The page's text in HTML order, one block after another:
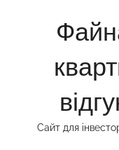
Сайт для